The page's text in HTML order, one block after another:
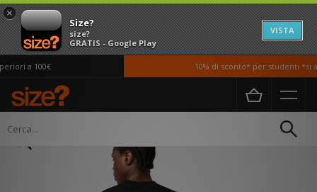
×
Size?
size?
GRATIS - Google Play
VISTA
a 100€ 10% di sconto* per studenti *si
Home Uomo